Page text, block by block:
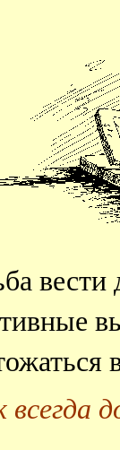
вести
всегда